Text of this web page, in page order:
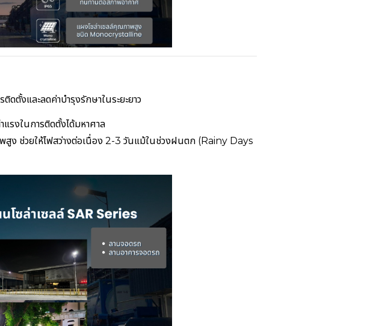
ตั้งและลดค่าบำรุงรักษาในระยะยาว
แรงในการติดตั้งได้มหาศาล
ง ช่วยให้ไฟสว่างต่อเนื่อง 2-3 วันแม้ในช่วงฝนตก (Rainy Days